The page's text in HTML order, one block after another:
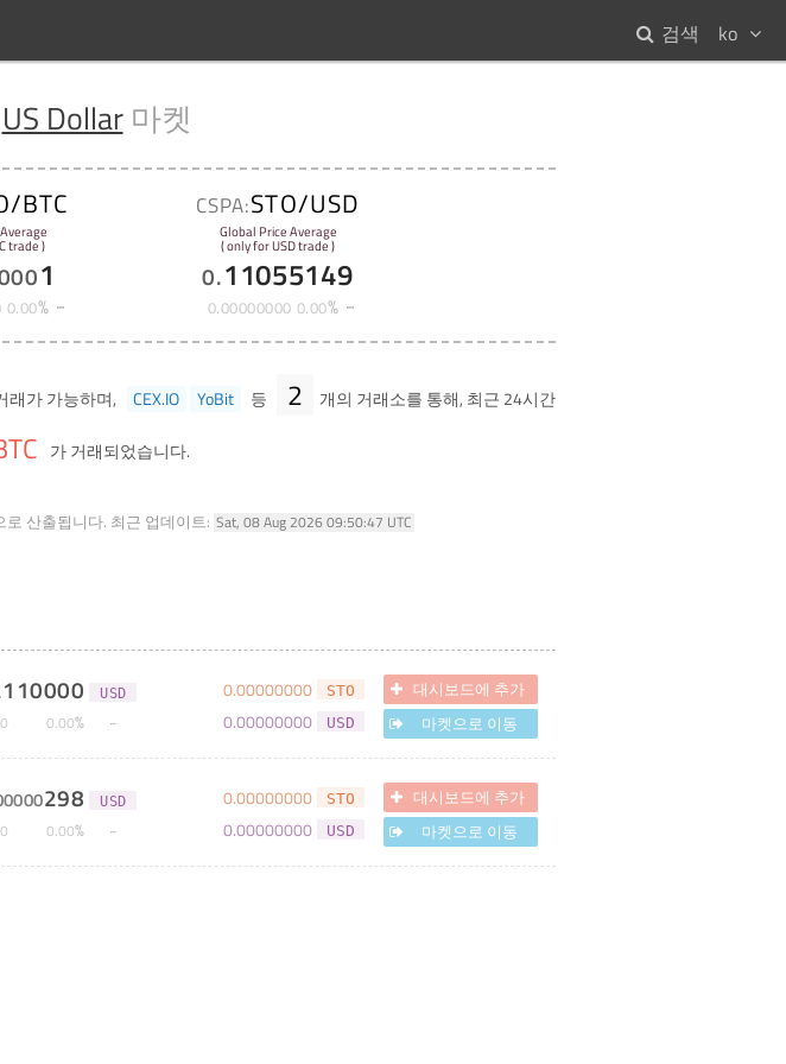
ko
검색
US Dollar마켓
BTC
trade )
1
0.00%
CSPA:STO/USD
Global Price Average
( only for USD trade )
0.11055149
0.00000000 0.00%
래가 가능하며, CEX.IO YoBit 등 2 개의 거래소를 통해, 최근 24시간
가 거래되었습니다.
로 산출됩니다. 최근 업데이트: Sat, 08 Aug 2026 09:50:47 UTC
USD
0.00%
0.00000000 STO
0.00000000 USD
대시보드에 추가
마켓으로 이동
298 USD
0.00%
0.00000000 STO
0.00000000 USD
대시보드에 추가
마켓으로 이동